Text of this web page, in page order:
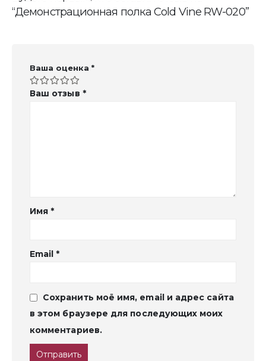
“Демонстрационная полка Cold Vine RW-020”
Ваша оценка *
Ваш отзыв *
Имя *
Email *
Сохранить моё имя, email и адрес сайта
в этом браузере для последующих моих
комментариев.